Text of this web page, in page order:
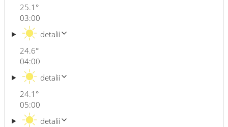
25.1 °
03:00
24.6°
detalii
04:00
24.1 °
detalii
05:00
detalii